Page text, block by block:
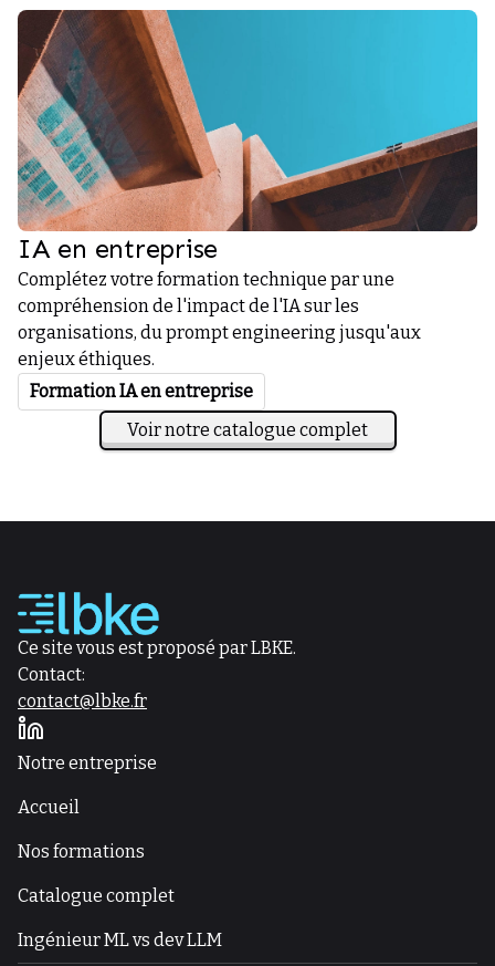
IA en entreprise
Complétez votre formation technique par une
compréhension de l'impact de l'IA sur les
organisations, du prompt engineering jusqu'aux
enjeux éthiques.
Formation IA en entreprise
Voir notre catalogue complet
Ce site vous est proposé par LBKE.
Contact:
contact@lbke.fr
Notre entreprise
Accueil
Nos formations
Catalogue complet
Ingénieur ML vs dev LLM